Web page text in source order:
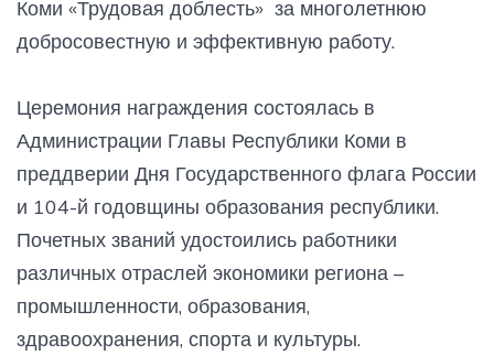
Коми «Трудовая доблесть» за многолетнюю
добросовестную и эффективную работу.
Церемония награждения состоялась в
Администрации Главы Республики Коми в
преддверии Дня Государственного флага России
и 104-й годовщины образования республики.
Почетных званий удостоились работники
различных отраслей экономики региона –
промышленности, образования,
здравоохранения, спорта и культуры.